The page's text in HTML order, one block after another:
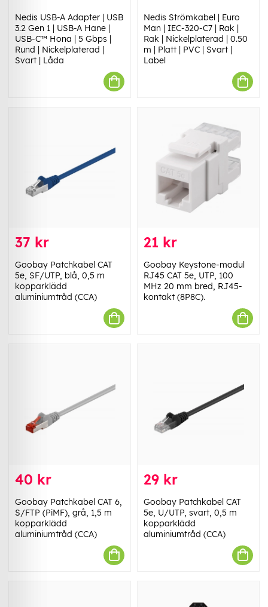
Nedis USB-A Adapter | USB
3.2 Gen 1 | USB-A Hane |
USB-C™ Hona | 5 Gbps |
Rund | Nickelplaterad |
Svart | Låda
Nedis Strömkabel | Euro
Man | IEC-320-C7 | Rak |
Rak | Nickelplaterad | 0.50
m | Platt | PVC | Svart |
Label
37 kr
Goobay Patchkabel CAT
5e, SF/UTP, blå, 0,5 m
kopparklädd
aluminiumtråd (CCA)
21 kr
Goobay Keystone-modul
RJ45 CAT 5e, UTP, 100
MHz 20 mm bred, RJ45-
kontakt (8P8C).
40 kr
Goobay Patchkabel CAT 6,
S/FTP (PiMF), grå, 1,5 m
kopparklädd
aluminiumtråd (CCA)
29 kr
Goobay Patchkabel CAT
5e, U/UTP, svart, 0,5 m
kopparklädd
aluminiumtråd (CCA)